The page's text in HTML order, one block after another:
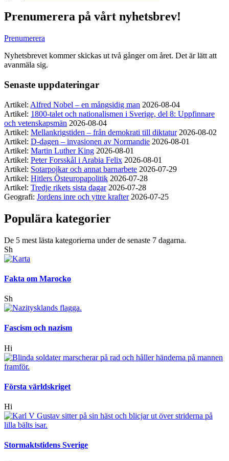
Prenumerera på vårt nyhetsbrev!
Prenumerera
Nyhetsbrevet kommer skickas ut två gånger om året. Det är lätt att
avanmäla sig.
Senaste uppdateringar
Artikel: Alfred Nobel – en mångsidig man 2026-08-04
Artikel: 1800-talet och nationalismen i Sverige, del 8: Uppfinnare
och vetenskapsmän 2026-08-04
Artikel: Mellankrigstiden – från demokrati till diktatur 2026-08-02
Artikel: D-dagen – invasionen av Normandie 2026-08-01
Artikel: Martin Luther King 2026-08-01
Artikel: Peter Forsskål i Arabia Felix 2026-08-01
Artikel: Sotarpojkar och annat barnarbete 2026-07-29
Artikel: Hitlers Östeuropapolitik 2026-07-28
Artikel: Tredje rikets sista dagar 2026-07-28
Geografi: Jordens inre och yttre krafter 2026-07-25
Populära kategorier
De 5 mest lästa kategorierna under de senaste 7 dagarna.
Sh
Fakta om Marocko
Sh
Fascism och nazism
Hi
Första världskriget
Hi
Stormaktstidens Sverige